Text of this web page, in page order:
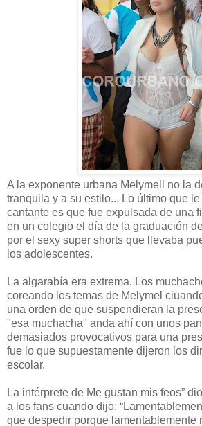
A la exponente urbana Melymell no la
tranquila y a su estilo... Lo último que
cantante es que fue expulsada de una
en un colegio el día de la graduación
por el sexy super shorts que llevaba
los adolescentes.
La algarabía era extrema. Los
coreando los temas de Melymel
una orden de que suspendieran la
"esa muchacha" anda ahí con unos
demasiados provocativos para una
fue lo que supuestamente dijeron los
escolar.
La intérprete de Me gustan mis feos”
a los fans cuando dijo:
que despedir porque lamentablemente